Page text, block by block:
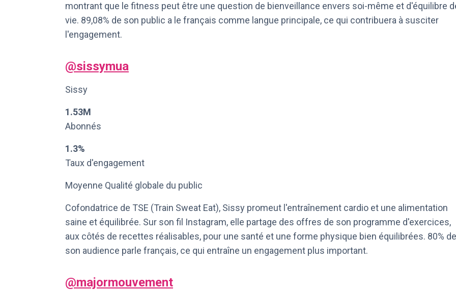
montrant que le fitness peut être une question de bienveillance envers soi-même et d'équilibre
vie. 89,08% de son public a le français comme langue principale, ce qui contribuera à susciter
l'engagement.
@sissymua
Sissy
1.53M
Abonnés
1.3%
Taux d'engagement
Moyenne Qualité globale du public
Cofondatrice de TSE (Train Sweat Eat), Sissy promeut l'entraînement cardio et une alimentation
saine et équilibrée. Sur son fil Instagram, elle partage des offres de son programme d'exercices,
aux côtés de recettes réalisables, pour une santé et une forme physique bien équilibrées. 80% de
son audience parle français, ce qui entraîne un engagement plus important.
@majormouvement